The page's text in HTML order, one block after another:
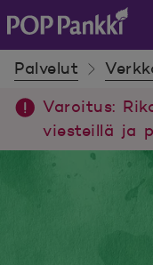
POP Pankki,
Palvelut
Varoitus:
viesteillä ja